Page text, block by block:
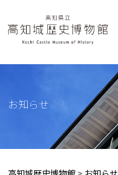
お知らせ